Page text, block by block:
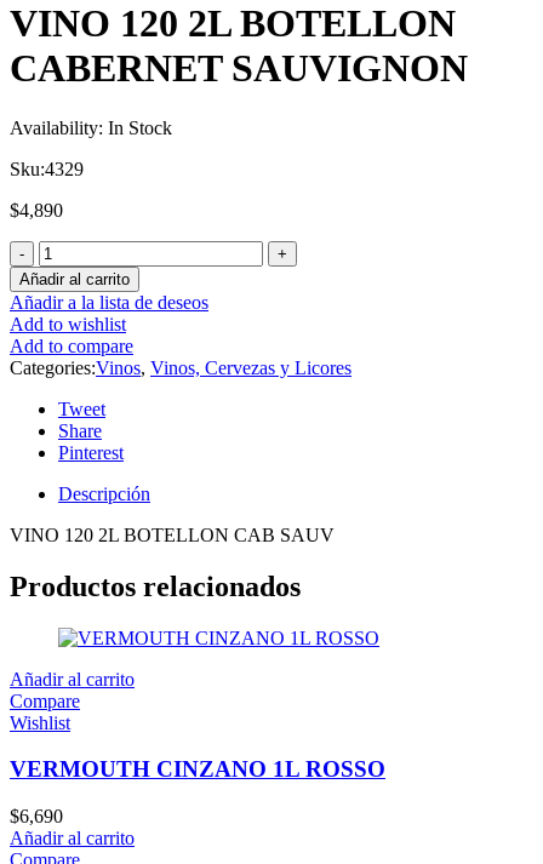
VINO 120 2L BOTELLON
CABERNET SAUVIGNON
Availability: In Stock
Sku:4329
$4,890
Añadir al carrito
Añadir a la lista de deseos
Add to wishlist
Add to compare
Categories:Vinos, Vinos, Cervezas y Licores
Tweet
Share
Pinterest
Descripción
VINO 120 2L BOTELLON CAB SAUV
Productos relacionados
Añadir al carrito
Compare
Wishlist
VERMOUTH CINZANO 1L ROSSO
$6,690
Añadir al carrito